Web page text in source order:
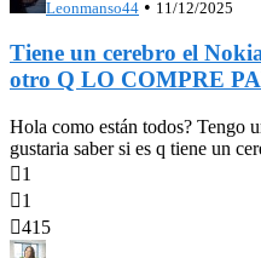
Leonmanso44 • 11/12/2025
Tiene un cerebro el
otro Q LO COMPRE
Hola como están todos? Tengo
gustaria saber si es q tiene un
1
1
415